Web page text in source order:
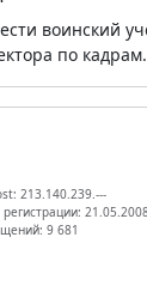
воинский
по
213.140.239.---
21.05.2008
9 681